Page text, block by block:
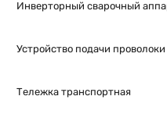
Инверторный сварочный
Устройство подачи проволоки
Тележка транспортная